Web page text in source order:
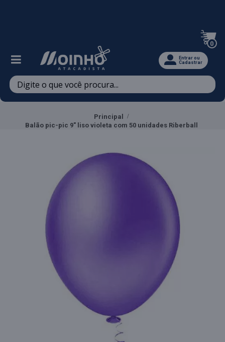
0
Entrar ou
Cadastrar
Principal
Balão pic-pic 9" liso violeta com 50 unidades Riberball